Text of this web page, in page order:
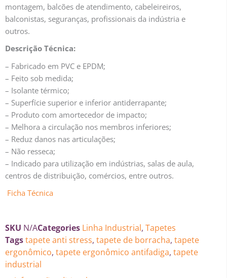
montagem, balcões de atendimento, cabeleireiros,
balconistas, seguranças, profissionais da indústria e
outros.
Descrição Técnica:
– Fabricado em PVC e EPDM;
– Feito sob medida;
– Isolante térmico;
– Superfície superior e inferior antiderrapante;
– Produto com amortecedor de impacto;
– Melhora a circulação nos membros inferiores;
– Reduz danos nas articulações;
– Não resseca;
– Indicado para utilização em indústrias, salas de aula,
centros de distribuição, comércios, entre outros.
Ficha Técnica
SKU N/ACategories Linha Industrial, Tapetes
Tagstapete anti stress, tapete de borracha, tapete
ergonômico, tapete ergonômico antifadiga, tapete
industrial